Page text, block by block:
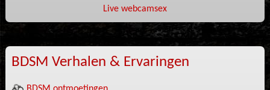
Live webcamsex
BDSM Verhalen & Ervaringen